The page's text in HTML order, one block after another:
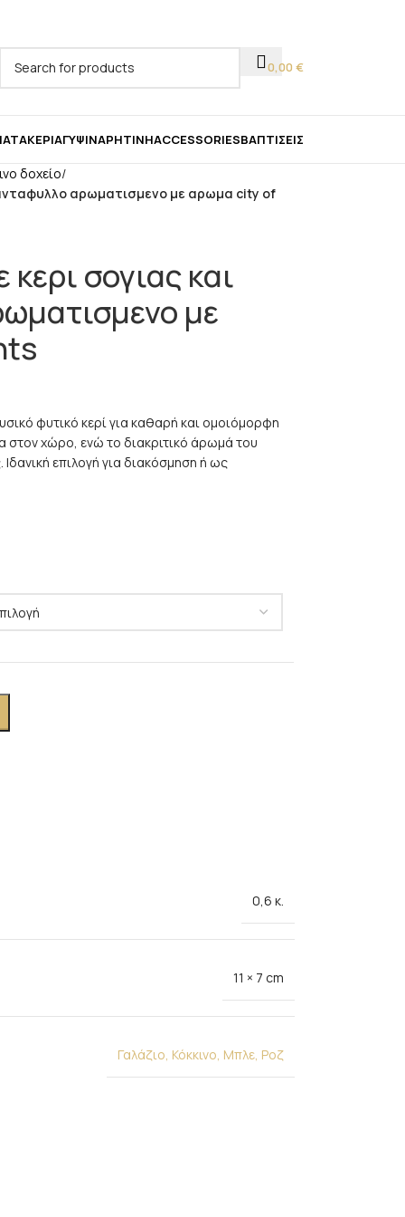
0,00 €
ΚΕΡΙΆΓΎΨΙΝΑΡΗΤΊΝΗACCESSORIESΒΑΠΤΊΣΕΙΣ
δοχείο/
αρωματισμενο με αρωμα city of
κερι σογιας και
με
φυτικό κερί για καθαρή και ομοιόμορφη
στον χώρο, ενώ το διακριτικό άρωμά του
επιλογή για διακόσμηση ή ως
0,6 κ.
11 × 7 cm
Γαλάζιο, Κόκκινο, Μπλε, Ροζ